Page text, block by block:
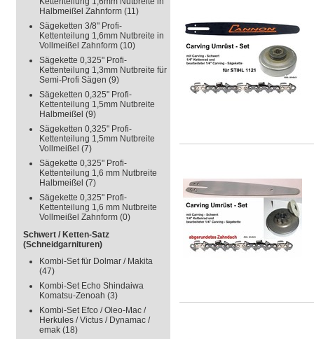
Halbmeißel Zahnform (11)
Sägeketten 3/8" Profi-
Kettenteilung 1,6mm Nutbreite in
Vollmeißel Zahnform (10)
Sägekette 0,325" Profi-
Kettenteilung 1,3mm Nutbreite für
Semi-Profi Sägen (9)
Sägeketten 0,325" Profi-
Kettenteilung 1,5mm Nutbreite
Halbmeißel (9)
Sägeketten 0,325" Profi-
Kettenteilung 1,5mm Nutbreite
Vollmeißel (7)
Sägekette 0,325" Profi-
Kettenteilung 1,6 mm Nutbreite
Halbmeißel (7)
Sägekette 0,325" Profi-
Kettenteilung 1,6 mm Nutbreite
Vollmeißel Zahnform (0)
Schwert / Ketten-Satz
(Schneidgarnituren)
Kombi-Set für Dolmar / Makita
(47)
Kombi-Set Echo Shindaiwa
Komatsu-Zenoah (3)
Kombi-Set Efco / Oleo-Mac /
Herkules / Victus / Dynamac /
emak (18)